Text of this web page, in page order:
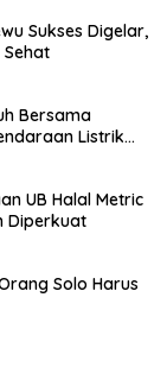
Sukses Digelar,
Bersama
Listrik
UB Halal Metric
Diperkuat
Solo Harus